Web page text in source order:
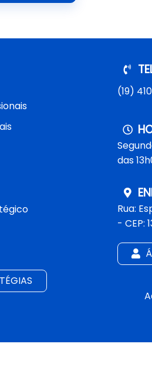
(19)
das
Rua:
- CEP: